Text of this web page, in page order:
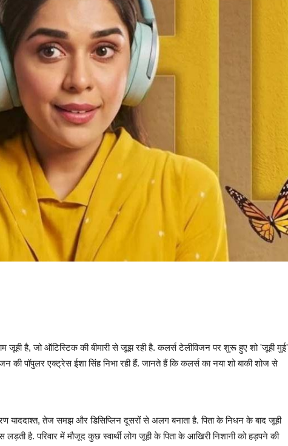
है, जो ऑटिस्टिक की बीमारी से जूझ रही है. कलर्स टेलीविजन पर शुरू हुए शो 'जूही मुई'
की पॉपुलर एक्ट्रेस ईशा सिंह निभा रही हैं. जानते हैं कि कलर्स का नया शो बाकी शोज से
याददाश्त, तेज समझ और डिसिप्लिन दूसरों से अलग बनाता है. पिता के निधन के बाद जूही
है. परिवार में मौजूद कुछ स्वार्थी लोग जूही के पिता के आखिरी निशानी को हड़पने की